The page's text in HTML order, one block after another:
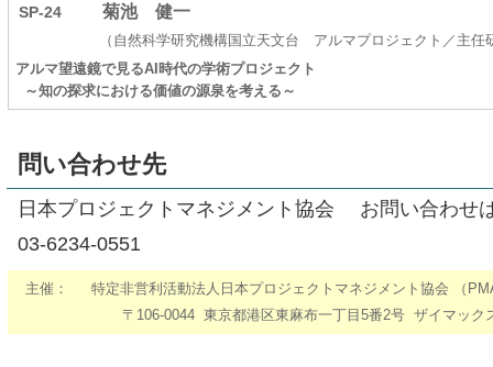
SP-24 菊池 健一
（自然科学研究機構国立天文台 アルマプロジェクト／主任
アルマ望遠鏡で見るAI時代の学術プロジェクト
～知の探求における価値の源泉を考える～
問い合わせ先
日本プロジェクトマネジメント協会 お問い合わせ
03-6234-0551
主催：
特定非営利活動法人日本プロジェクトマネジメント協会 （
〒106-0044 東京都港区東麻布一丁目5番2号 ザイマック